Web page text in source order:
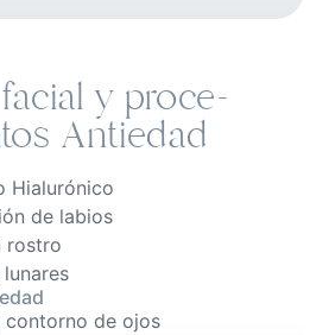
y proce-
Antiedad
Hialurónico
de labios
rostro
de ojos